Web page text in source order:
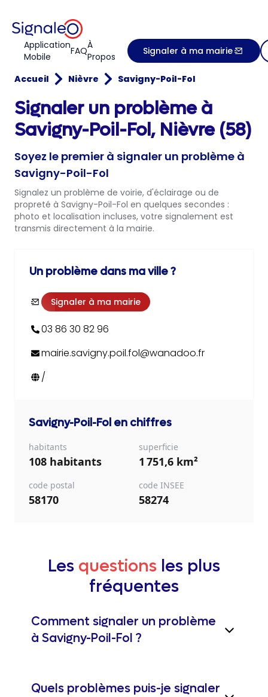
Application
Mobile
FAQÀ
Propos
Signaler à ma mairie
Accueil Nièvre Savigny-Poil-Fol
Signaler un problème à
Savigny-Poil-Fol, Nièvre (58)
Soyez le premier à signaler un problème à
Savigny-Poil-Fol
Signalez un problème de voirie, d'éclairage ou de
propreté à Savigny-Poil-Fol en quelques secondes :
photo et localisation incluses, votre signalement est
transmis directement à la mairie.
Un problème dans ma ville ?
Signaler à ma mairie
03 86 30 82 96
mairie.savigny.poil.fol@wanadoo.fr
/
Savigny-Poil-Fol en chiffres
habitants
108 habitants
superficie
1 751,6 km²
code postal
58170
code INSEE
58274
Les questions les plus
fréquentes
Comment signaler un problème
à Savigny-Poil-Fol ?
Quels problèmes puis-je signaler